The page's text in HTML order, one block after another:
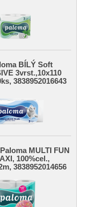
BÍLÝ Soft
3vrst.,10x110
3838952016643
MULTI FUN
100%cel.,
3838952014656